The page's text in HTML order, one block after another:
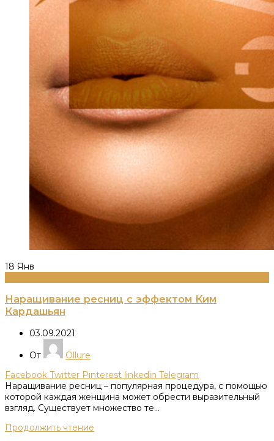
18 Янв
Наращивание ресниц с эффектом Ким
Кардашьян
03.09.2021
От
Ollure
Facebook Twitter Pinterest linkedin Telegram
Наращивание ресниц – популярная процедура, с помощью
которой каждая женщина может обрести выразительный
взгляд. Существует множество те...
Продолжить чтение